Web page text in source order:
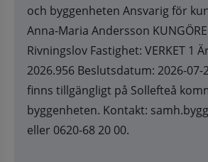
och byggenheten Ansvarig för
Anna-Maria Andersson
Rivningslov Fastighet: VERKET 1
2026.956 Beslutsdatum: 2026-07-
finns tillgängligt på Sollefteå
byggenheten. Kontakt:
eller 0620-68 20 00.